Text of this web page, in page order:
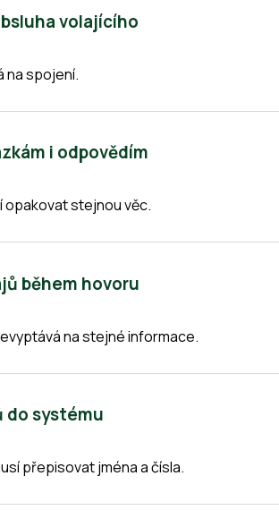
volajícího
na spojení.
i odpovědím
opakovat stejnou věc.
během hovoru
na stejné informace.
do systému
přepisovat jména a čísla.